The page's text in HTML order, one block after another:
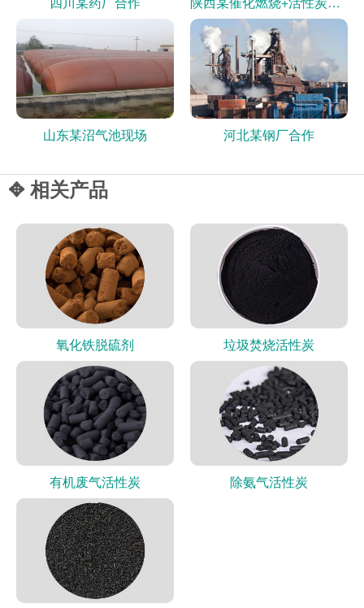
山东某沼气池现场 河北某钢厂合作
✥ 相关产品
氧化铁脱硫剂 垃圾焚烧活性炭
有机废气活性炭 除氨气活性炭